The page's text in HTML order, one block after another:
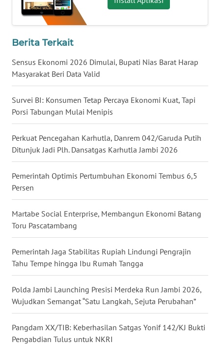
Berita Terkait
Sensus Ekonomi 2026 Dimulai, Bupati Nias Barat Harap
Masyarakat Beri Data Valid
Survei BI: Konsumen Tetap Percaya Ekonomi Kuat, Tapi
Porsi Tabungan Mulai Menipis
Perkuat Pencegahan Karhutla, Danrem 042/Garuda Putih
Ditunjuk Jadi Plh. Dansatgas Karhutla Jambi 2026
Pemerintah Optimis Pertumbuhan Ekonomi Tembus 6,5
Persen
Martabe Social Enterprise, Membangun Ekonomi Batang
Toru Pascatambang
Pemerintah Jaga Stabilitas Rupiah Lindungi Pengrajin
Tahu Tempe hingga Ibu Rumah Tangga
Polda Jambi Launching Presisi Merdeka Run Jambi 2026,
Wujudkan Semangat “Satu Langkah, Sejuta Perubahan”
Pangdam XX/TIB: Keberhasilan Satgas Yonif 142/KJ Bukti
Pengabdian Tulus untuk NKRI
WN
NUSANTARA
WN
JOGJA
WN
JATIM
WN
WN
WN
KALSEL
WN
KALTIM
WN